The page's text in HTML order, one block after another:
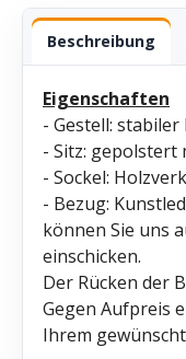
Beschreibung
Eigenschaften
- Gestell:
- Sitz: gepolstert
- Sockel:
- Bezug:
können Sie uns
einschicken.
Der Rücken der
Gegen Aufpreis
Ihrem